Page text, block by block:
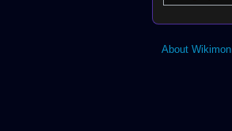
About Wikimon